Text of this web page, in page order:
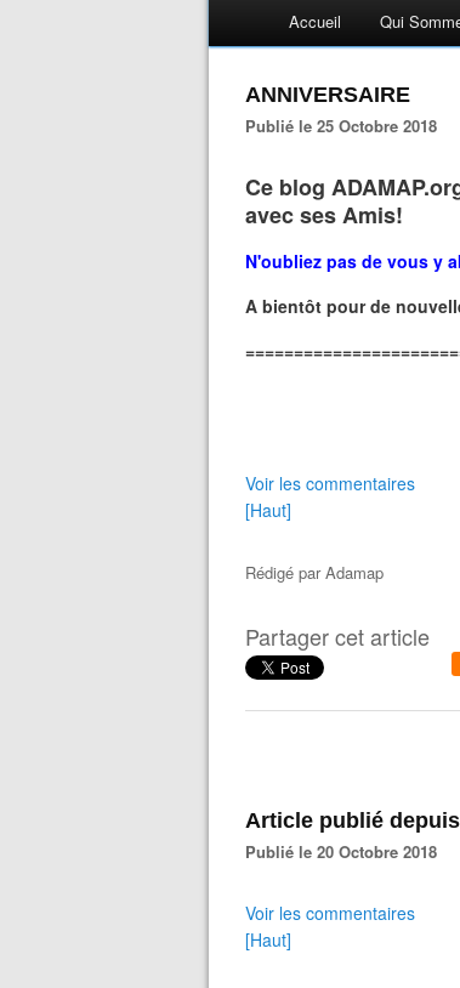
Accueil Qui
ANNIVERSAIRE
Publié le 25 Octobre 2018
Ce blog
avec ses Amis!
N'oubliez pas de vous y
A bientôt pour de
Voir les commentaires
[Haut]
Rédigé parAdamap
Partager cet article
Article publié
Publié le 20 Octobre 2018
Voir les commentaires
[Haut]